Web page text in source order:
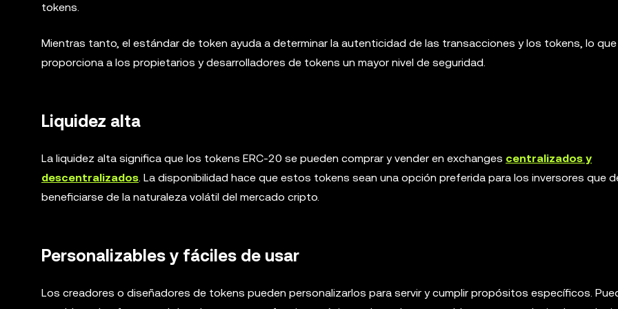
tokens.
Mientras tanto, el estándar de token ayuda a determinar la autenticidad de las transacciones y los tokens, lo que
proporciona a los propietarios y desarrolladores de tokens un mayor nivel de seguridad.
Liquidez alta
La liquidez alta significa que los tokens ERC-20 se pueden comprar y vender en exchanges centralizados y
descentralizados. La disponibilidad hace que estos tokens sean una opción preferida para los inversores que
beneficiarse de la naturaleza volátil del mercado cripto.
Personalizables y fáciles de usar
Los creadores o diseñadores de tokens pueden personalizarlos para servir y cumplir propósitos específicos.